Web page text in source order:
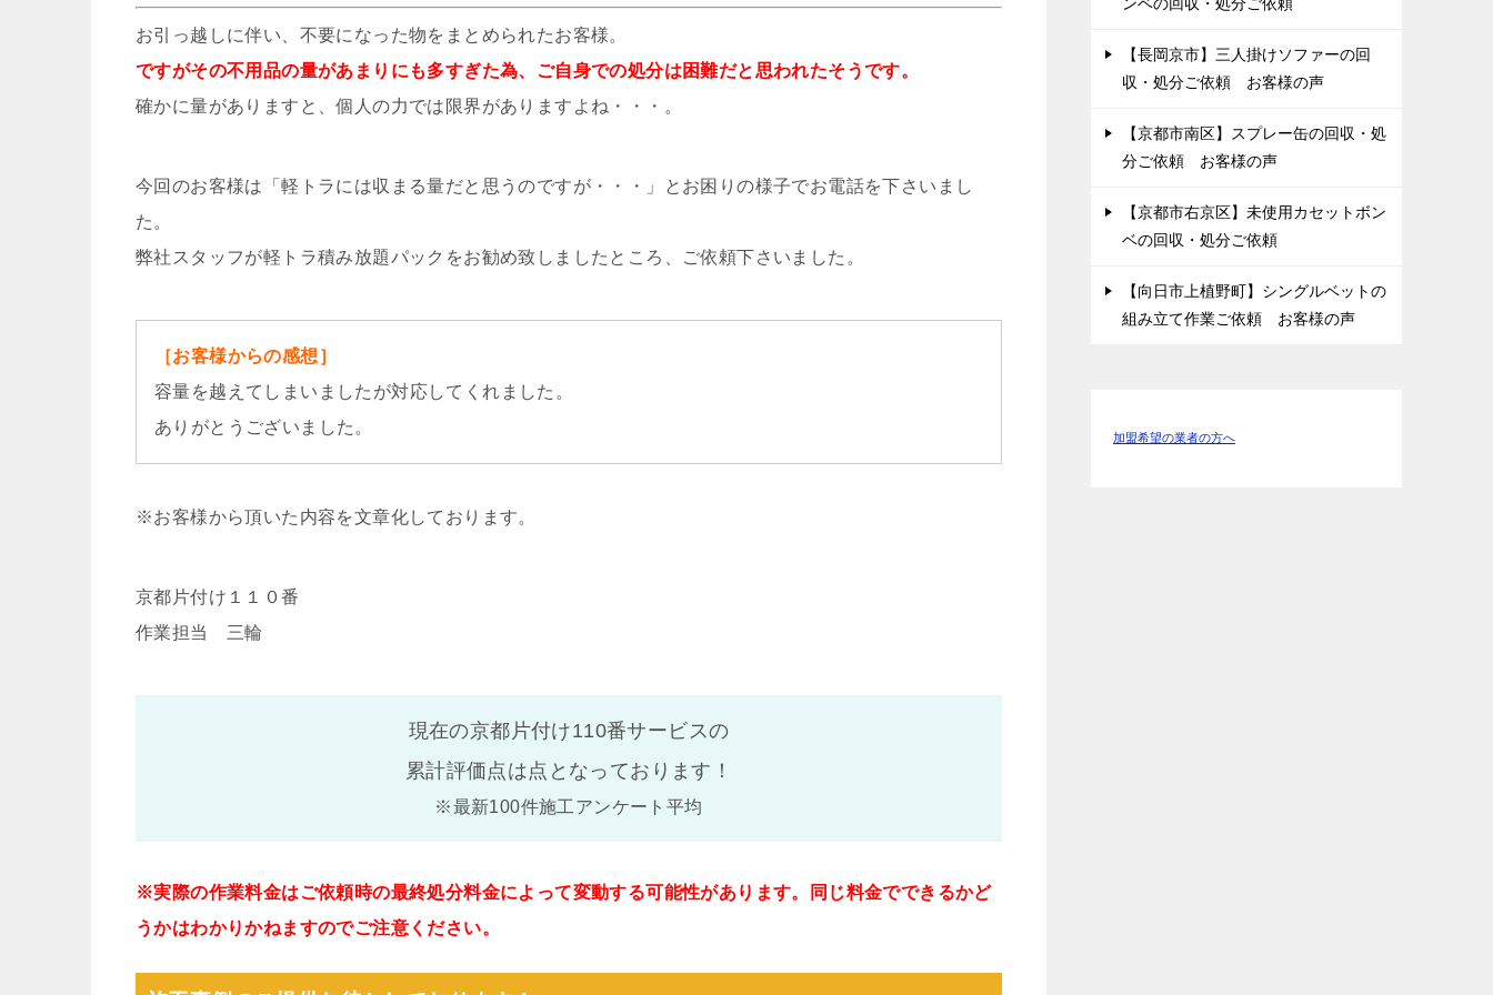
お引っ越しに伴い、不要になった物をまとめられたお客様。
ですがその不用品の量があまりにも多すぎた為、ご自身での処分は困難だと思われたそうです。
確かに量がありますと、個人の力では限界がありますよね・・・。
今回のお客様は「軽トラには収まる量だと思うのですが・・・」とお困りの様子でお電話を下さいまし
た。
弊社スタッフが軽トラ積み放題パックをお勧め致しましたところ、ご依頼下さいました。
［お客様からの感想］
容量を越えてしまいましたが対応してくれました。
ありがとうございました。
※お客様から頂いた内容を文章化しております。
京都片付け１１０番
作業担当 三輪
現在の京都片付け110番サービスの
累計評価点は点となっております！
※最新100件施工アンケート平均
※実際の作業料金はご依頼時の最終処分料金によって変動する可能性があります。同じ料金でできるかど
うかはわかりかねますのでご注意ください。
【長岡京市】三人掛けソファーの回
収・処分ご依頼 お客様の声
【京都市南区】スプレー缶の回収・処
分ご依頼 お客様の声
【京都市右京区】未使用カセットボン
ベの回収・処分ご依頼
【向日市上植野町】シングルベットの
組み立て作業ご依頼 お客様の声
加盟希望の業者の方へ